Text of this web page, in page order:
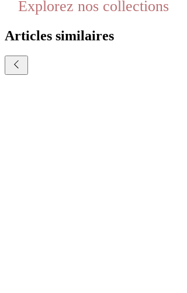
Explorez nos collections
Articles similaires